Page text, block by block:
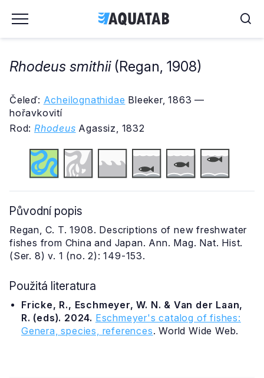
Rhodeus smithii(Regan, 1908)
Čeleď: Acheilognathidae Bleeker, 1863 —
hořavkovití
Rod: Rhodeus Agassiz, 1832
Původní popis
Regan, C. T. 1908. Descriptions of new freshwater
fishes from China and Japan. Ann. Mag. Nat. Hist.
(Ser. 8) v. 1 (no. 2): 149-153.
Použitá literatura
Fricke, R., Eschmeyer, W. N. & Van der Laan,
R. (eds). 2024. Eschmeyer's catalog of fishes:
Genera, species, references. World Wide Web.